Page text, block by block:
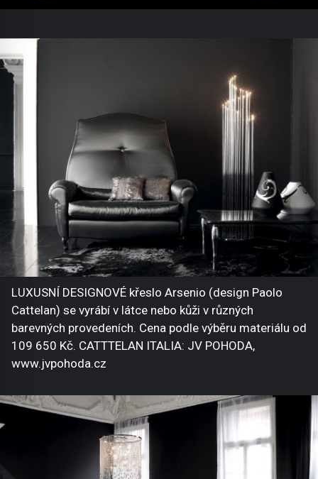
LUXUSNÍ DESIGNOVÉ křeslo Arsenio (design Paolo
Cattelan) se vyrábí v látce nebo kůži v různých
barevných provedeních. Cena podle výběru materiálu od
109 650 Kč. CATTTELAN ITALIA: JV POHODA,
www.jvpohoda.cz